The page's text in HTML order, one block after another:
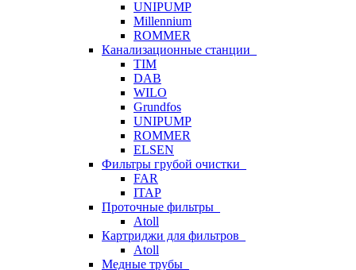
UNIPUMP
Millennium
ROMMER
Канализационные станции
TIM
DAB
WILO
Grundfos
UNIPUMP
ROMMER
ELSEN
Фильтры грубой очистки
FAR
ITAP
Проточные фильтры
Atoll
Картриджи для фильтров
Atoll
Медные трубы